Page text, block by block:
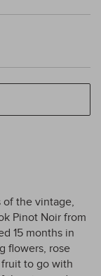
of the vintage,
Pinot Noir from
15 months in
flowers, rose
fruit to go with